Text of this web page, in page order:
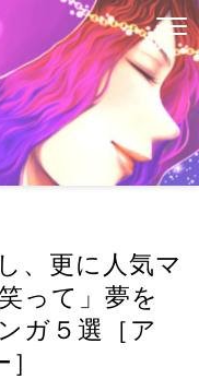
、更に人気マ
って」夢を
ガ５選［ア